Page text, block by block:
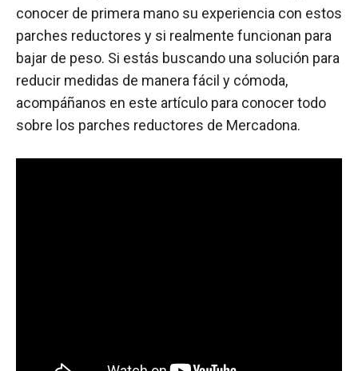
conocer de primera mano su experiencia con estos
parches reductores y si realmente funcionan para
bajar de peso. Si estás buscando una solución para
reducir medidas de manera fácil y cómoda,
acompáñanos en este artículo para conocer todo
sobre los parches reductores de Mercadona.